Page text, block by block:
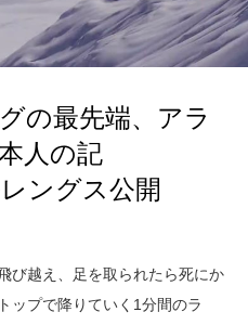
の最先端、アラ
人の記
ングス公開
び越え、足を取られたら死にか
ップで降りていく1分間のラ